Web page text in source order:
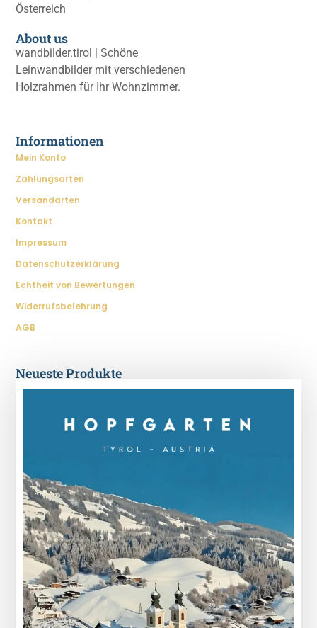
Österreich
About us
wandbilder.tirol | Schöne
Leinwandbilder mit verschiedenen
Holzrahmen für Ihr Wohnzimmer.
Informationen
Mein Konto
Zahlungsarten
Versandarten
Kontakt
Impressum
Datenschutzerklärung
Echtheit von Bewertungen
Widerrufsbelehrung
AGB
Neueste Produkte